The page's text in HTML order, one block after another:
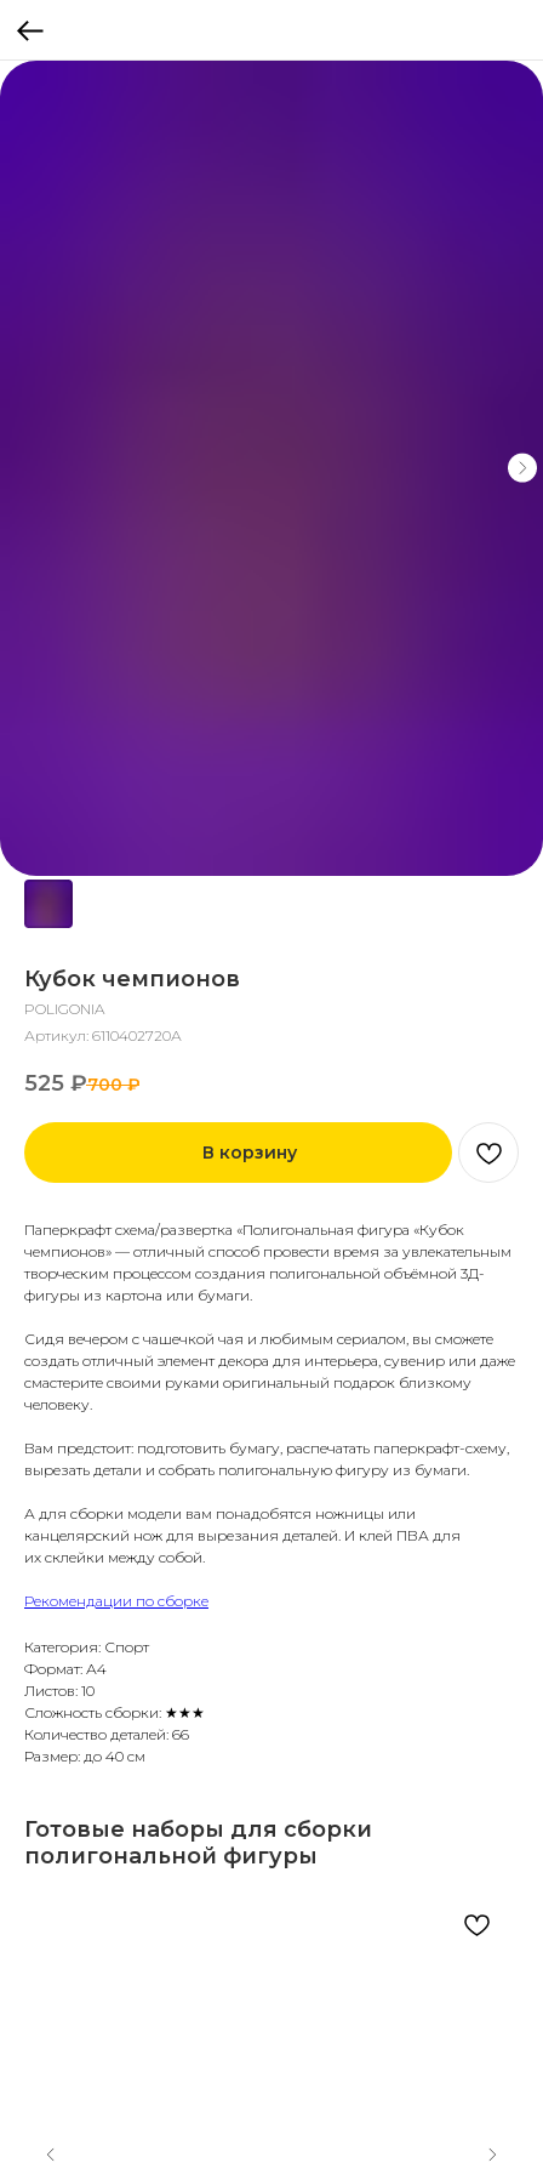
Кубок чемпионов
POLIGONIA
Артикул: 6110402720А
525 ₽700 ₽
В корзину
Паперкрафт схема/развертка «Полигональная фигура «Кубок
чемпионов» — отличный способ провести время за увлекательным
творческим процессом создания полигональной объёмной 3Д-
фигуры из картона или бумаги.
Сидя вечером с чашечкой чая и любимым сериалом, вы сможете
создать отличный элемент декора для интерьера, сувенир или даже
смастерите своими руками оригинальный подарок близкому
человеку.
Вам предстоит: подготовить бумагу, распечатать паперкрафт-схему,
вырезать детали и собрать полигональную фигуру из бумаги.
А для сборки модели вам понадобятся ножницы или
канцелярский нож для вырезания деталей. И клей ПВА для
их склейки между собой.
Рекомендации по сборке
Категория: Спорт
Формат: А4
Листов: 10
Сложность сборки: ★★★
Количество деталей: 66
Размер: до 40 см
Готовые наборы для сборки
полигональной фигуры